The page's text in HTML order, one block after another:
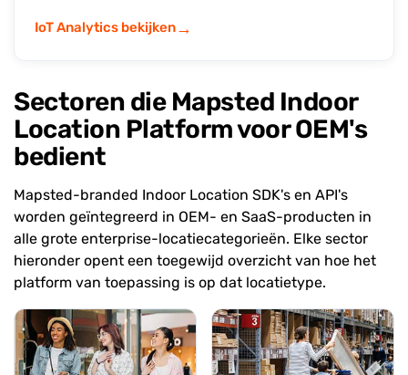
IoT Analytics bekijken→
Sectoren die Mapsted Indoor
Location Platform voor OEM's
bedient
Mapsted-branded Indoor Location SDK's en API's
worden geïntegreerd in OEM- en SaaS-producten in
alle grote enterprise-locatiecategorieën. Elke sector
hieronder opent een toegewijd overzicht van hoe het
platform van toepassing is op dat locatietype.